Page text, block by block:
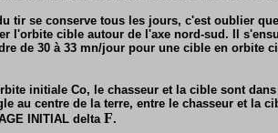
tir se conserve tous les jours, c'est oublier
l'orbite cible autour de l'axe nord-sud. Il
de 30 à 33 mn/jour pour une cible en orbite
initiale Co, le chasseur et la cible sont
au centre de la terre, entre le chasseur et la
INITIAL delta F.